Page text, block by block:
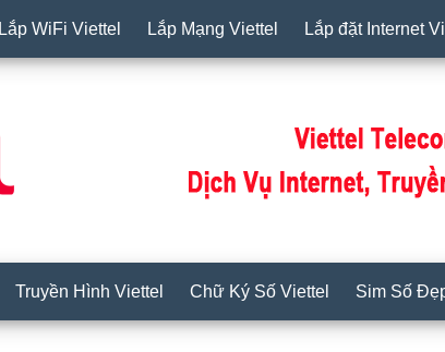
Lắp WiFi Viettel Lắp Mạng Viettel Lắp đặt Internet
Truyền Hình Viettel Chữ Ký Số Viettel Sim Số